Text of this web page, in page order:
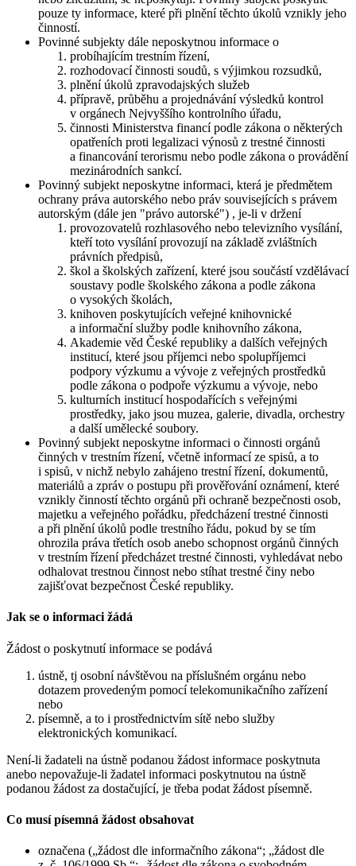
pouze ty informace, které při plnění těchto úkolů vznikly jeho
činností.
Povinné subjekty dále neposkytnou informace o
probíhajícím trestním řízení,
rozhodovací činnosti soudů, s výjimkou rozsudků,
plnění úkolů zpravodajských služeb
přípravě, průběhu a projednávání výsledků kontrol
v orgánech Nejvyššího kontrolního úřadu,
činnosti Ministerstva financí podle zákona o některých
opatřeních proti legalizaci výnosů z trestné činnosti
a financování terorismu nebo podle zákona o provádění
mezinárodních sankcí.
Povinný subjekt neposkytne informaci, která je předmětem
ochrany práva autorského nebo práv souvisejících s právem
autorským (dále jen "právo autorské") , je-li v držení
provozovatelů rozhlasového nebo televizního vysílání,
kteří toto vysílání provozují na základě zvláštních
právních předpisů,
škol a školských zařízení, které jsou součástí vzdělávací
soustavy podle školského zákona a podle zákona
o vysokých školách,
knihoven poskytujících veřejné knihovnické
a informační služby podle knihovního zákona,
Akademie věd České republiky a dalších veřejných
institucí, které jsou příjemci nebo spolupříjemci
podpory výzkumu a vývoje z veřejných prostředků
podle zákona o podpoře výzkumu a vývoje, nebo
kulturních institucí hospodařících s veřejnými
prostředky, jako jsou muzea, galerie, divadla, orchestry
a další umělecké soubory.
Povinný subjekt neposkytne informaci o činnosti orgánů
činných v trestním řízení, včetně informací ze spisů, a to
i spisů, v nichž nebylo zahájeno trestní řízení, dokumentů,
materiálů a zpráv o postupu při prověřování oznámení, které
vznikly činností těchto orgánů při ochraně bezpečnosti osob,
majetku a veřejného pořádku, předcházení trestné činnosti
a při plnění úkolů podle trestního řádu, pokud by se tím
ohrozila práva třetích osob anebo schopnost orgánů činných
v trestním řízení předcházet trestné činnosti, vyhledávat nebo
odhalovat trestnou činnost nebo stíhat trestné činy nebo
zajišťovat bezpečnost České republiky.
Jak se o informaci žádá
Žádost o poskytnutí informace se podává
ústně, tj osobní návštěvou na příslušném orgánu nebo
dotazem provedeným pomocí telekomunikačního zařízení
nebo
písemně, a to i prostřednictvím sítě nebo služby
elektronických komunikací.
Není-li žadateli na ústně podanou žádost informace poskytnuta
anebo nepovažuje-li žadatel informaci poskytnutou na ústně
podanou žádost za dostačující, je třeba podat žádost písemně.
Co musí písemná žádost obsahovat
označena („žádost dle informačního zákona“; „žádost dle